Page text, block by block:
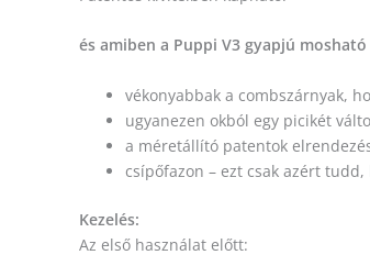
és amiben a Puppi V3 gyapjú
vékonyabbak a combszárnyak,
ugyanezen okból egy picikét
a méretállító patentok
csípőfazon – ezt csak azért
Kezelés:
Az első használat előtt: